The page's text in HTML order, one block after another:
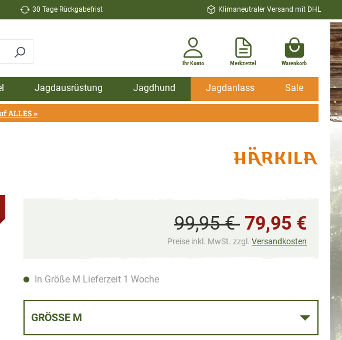
30 Tage Rückgabefrist Klimaneutraler Versand mit DHL
Ihr Konto Merkzettel Warenkorb
Jagdausrüstung Jagdhund Jagdanlass Sale
ALLES »
99,95 € 79,95 €
Preise inkl. MwSt. zzgl. Versandkosten
In Größe M Lieferzeit 1 Woche
GRÖSSE M